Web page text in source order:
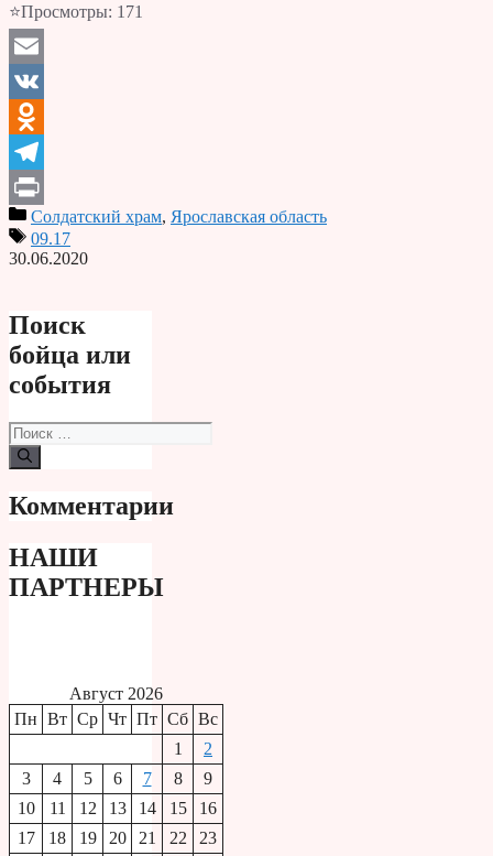
⭐Просмотры: 171
Email
VK
Odnoklassniki
Telegram
PrintСолдатский храм, Ярославская область
09.17
30.06.2020
Поиск
бойца или
события
Поиск:
Комментарии
НАШИ
ПАРТНЕРЫ
Август 2026
Пн Вт Ср Чт Пт Сб Вс
1
2
3
4 5 6 7 8
9
10
11 12 13 14 15
16
17
18 19 20 21 22 23